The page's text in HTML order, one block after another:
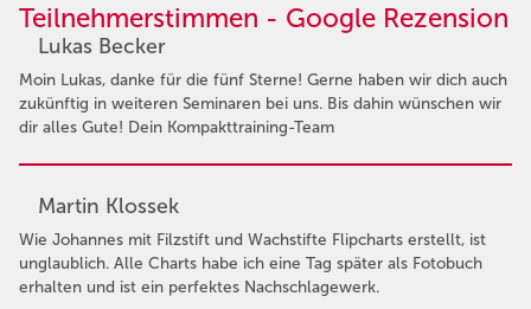
Teilnehmerstimmen - Google Rezension
Lukas Becker
Moin Lukas, danke für die fünf Sterne! Gerne haben wir dich auch
zukünftig in weiteren Seminaren bei uns. Bis dahin wünschen wir
dir alles Gute! Dein Kompakttraining-Team
Martin Klossek
Wie Johannes mit Filzstift und Wachstifte Flipcharts erstellt, ist
unglaublich. Alle Charts habe ich eine Tag später als Fotobuch
erhalten und ist ein perfektes Nachschlagewerk.